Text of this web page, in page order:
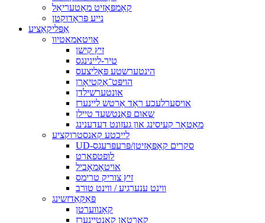
קאָמפּאָזיט מאַטעריאַל
נייע פּראָדוקטן
אַפּליקאַציע
אויטאמאטיוו
זיץ קישן
טיר-ליינינגס
הינטערשטע פּאָליצעס
הויפּט־אַקטיאָרן
אונטערשילדן
אויסערלעכע ראָד אַרטש ליינערז
שאום פּאַנטשעד טיילן
מאָטאָר קעיסינג און געזונט דעדענינג
לייכטע קאנסטרוקציע
UD-סקרים קאָפּאָזיטן/פּרעפּרעגס
לופטפארט
אויטאָמאָביל
זיץ צוריק טרימס
ווינט ענערגיע / ווינט טורב
פּאַקאַדזשינג
קאָנווערטן
קאַרטאָן קאַנטיינערז